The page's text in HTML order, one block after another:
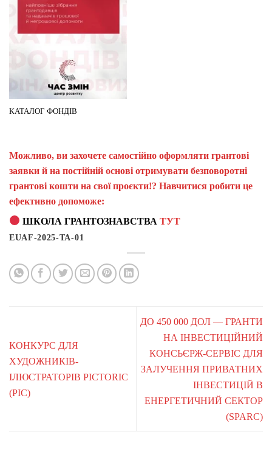
КАТАЛОГ ФОНДІВ
Можливо, ви захочете самостійно оформляти грантові
заявки й на постійній основі отримувати безповоротні
грантові кошти на свої проєкти!? Навчитися робити це
ефективно допоможе:
ШКОЛА ГРАНТОЗНАВСТВАТУТ
EUAF-2025-TA-01
КОНКУРС ДЛЯ
ХУДОЖНИКІВ-
ІЛЮСТРАТОРІВ PICTORIC
(PIC)
ДО 450 000 ДОЛ — ГРАНТИ
НА ІНВЕСТИЦІЙНИЙ
КОНСЬЄРЖ-СЕРВІС ДЛЯ
ЗАЛУЧЕННЯ ПРИВАТНИХ
ІНВЕСТИЦІЙ В
ЕНЕРГЕТИЧНИЙ СЕКТОР
(SPARC)